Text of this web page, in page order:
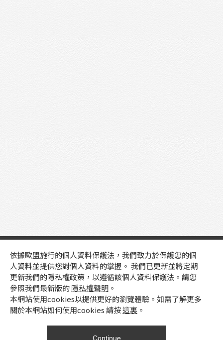
依據歐盟施行的個人資料保護法，我們致力於保護您的個
人資料並提供您對個人資料的掌握。 我們已更新並將定期
更新我們的隱私權政策，以遵循該個人資料保護法。請您
參照我們最新版的隱私權聲明 。
本網站使用cookies以提供更好的瀏覽體驗。如需了解更多
關於本網站如何使用cookies 請按這裏 。
Continue